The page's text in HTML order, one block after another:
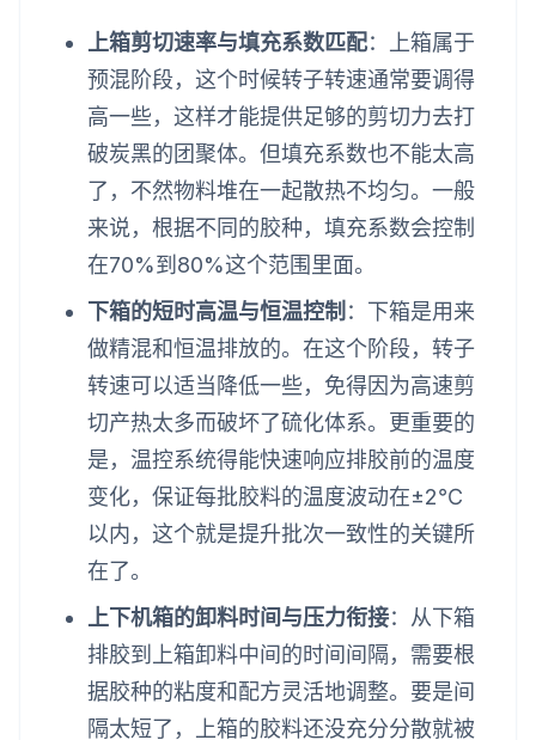
上箱剪切速率与填充系数匹配：上箱属于
预混阶段，这个时候转子转速通常要调得
高一些，这样才能提供足够的剪切力去打
破炭黑的团聚体。但填充系数也不能太高
了，不然物料堆在一起散热不均匀。一般
来说，根据不同的胶种，填充系数会控制
在70%到80%这个范围里面。
下箱的短时高温与恒温控制 ：下箱是用来
做精混和恒温排放的。在这个阶段，转子
转速可以适当降低一些，免得因为高速剪
切产热太多而破坏了硫化体系。更重要的
是，温控系统得能快速响应排胶前的温度
变化，保证每批胶料的温度波动在±2℃
以内，这个就是提升批次一致性的关键所
在了。
上下机箱的卸料时间与压力衔接：从下箱
排胶到上箱卸料中间的时间间隔，需要根
据胶种的粘度和配方灵活地调整。要是间
隔太短了，上箱的胶料还没充分分散就被